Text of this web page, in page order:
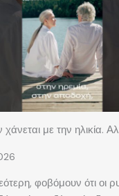
με την ηλικία.
φοβόμουν ότι οι